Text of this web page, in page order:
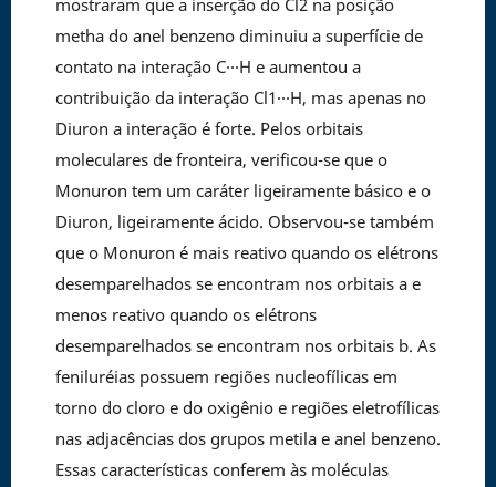
metha do anel benzeno diminuiu a superfície de
contato na interação C···H e aumentou a
contribuição da interação Cl1···H, mas apenas no
Diuron a interação é forte. Pelos orbitais
moleculares de fronteira, verificou-se que o
Monuron tem um caráter ligeiramente básico e o
Diuron, ligeiramente ácido. Observou-se também
que o Monuron é mais reativo quando os elétrons
desemparelhados se encontram nos orbitais a e
menos reativo quando os elétrons
desemparelhados se encontram nos orbitais b. As
feniluréias possuem regiões nucleofílicas em
torno do cloro e do oxigênio e regiões eletrofílicas
nas adjacências dos grupos metila e anel benzeno.
Essas características conferem às moléculas